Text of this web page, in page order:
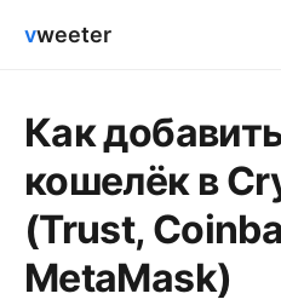
vweeter
Как
кошелёк в
(Trust,
MetaMask)